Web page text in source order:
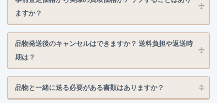
ますか？
品物発送後のキャンセルはできますか？ 送料負担や返送時
期は？
品物と一緒に送る必要がある書類はありますか？